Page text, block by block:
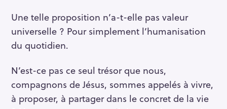
Une telle proposition n’a-t-elle pas valeur
universelle ? Pour simplement l’humanisation
du quotidien.
N’est-ce pas ce seul trésor que nous,
compagnons de Jésus, sommes appelés à vivre,
à proposer, à partager dans le concret de la vie